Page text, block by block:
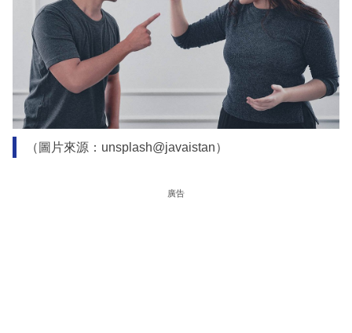
（圖片來源：unsplash@javaistan）
廣告